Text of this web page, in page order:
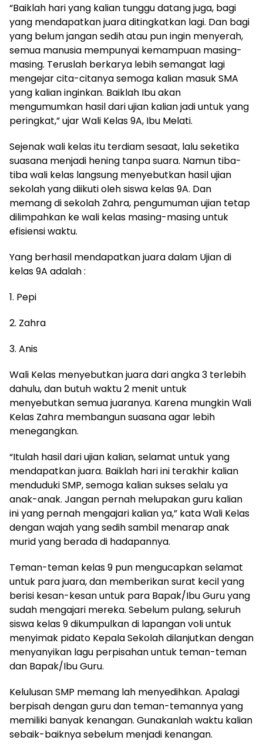
“Baiklah hari yang kalian tunggu datang juga, bagi
yang mendapatkan juara ditingkatkan lagi. Dan bagi
yang belum jangan sedih atau pun ingin menyerah,
semua manusia mempunyai kemampuan masing-
masing. Teruslah berkarya lebih semangat lagi
mengejar cita-citanya semoga kalian masuk SMA
yang kalian inginkan. Baiklah Ibu akan
mengumumkan hasil dari ujian kalian jadi untuk yang
peringkat,” ujar Wali Kelas 9A, Ibu Melati.
Sejenak wali kelas itu terdiam sesaat, lalu seketika
suasana menjadi hening tanpa suara. Namun tiba-
tiba wali kelas langsung menyebutkan hasil ujian
sekolah yang diikuti oleh siswa kelas 9A. Dan
memang di sekolah Zahra, pengumuman ujian tetap
dilimpahkan ke wali kelas masing-masing untuk
efisiensi waktu.
Yang berhasil mendapatkan juara dalam Ujian di
kelas 9A adalah :
1. Pepi
2. Zahra
3. Anis
Wali Kelas menyebutkan juara dari angka 3 terlebih
dahulu, dan butuh waktu 2 menit untuk
menyebutkan semua juaranya. Karena mungkin Wali
Kelas Zahra membangun suasana agar lebih
menegangkan.
“Itulah hasil dari ujian kalian, selamat untuk yang
mendapatkan juara. Baiklah hari ini terakhir kalian
menduduki SMP, semoga kalian sukses selalu ya
anak-anak. Jangan pernah melupakan guru kalian
ini yang pernah mengajari kalian ya,” kata Wali Kelas
dengan wajah yang sedih sambil menarap anak
murid yang berada di hadapannya.
Teman-teman kelas 9 pun mengucapkan selamat
untuk para juara, dan memberikan surat kecil yang
berisi kesan-kesan untuk para Bapak/Ibu Guru yang
sudah mengajari mereka. Sebelum pulang, seluruh
siswa kelas 9 dikumpulkan di lapangan voli untuk
menyimak pidato Kepala Sekolah dilanjutkan dengan
menyanyikan lagu perpisahan untuk teman-teman
dan Bapak/Ibu Guru.
Kelulusan SMP memang lah menyedihkan. Apalagi
berpisah dengan guru dan teman-temannya yang
memiliki banyak kenangan. Gunakanlah waktu kalian
sebaik-baiknya sebelum menjadi kenangan.